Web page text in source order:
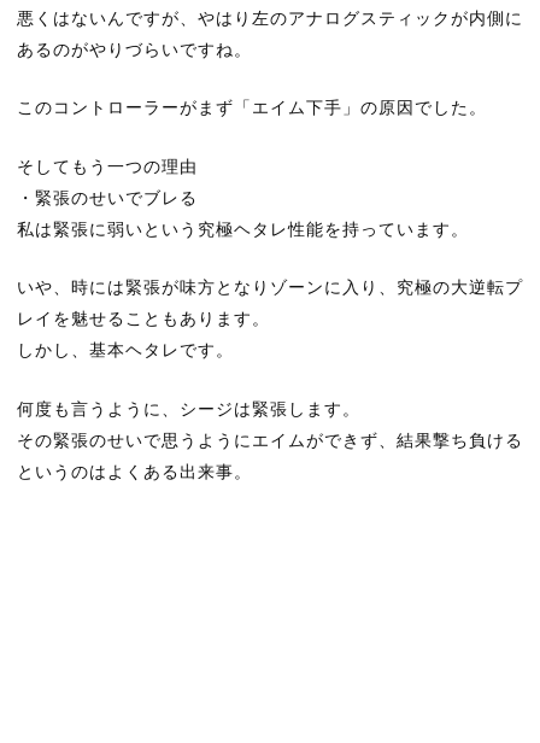
悪くはないんですが、やはり左のアナログスティックが内側に
あるのがやりづらいですね。
このコントローラーがまず「エイム下手」の原因でした。
そしてもう一つの理由
・緊張のせいでブレる
私は緊張に弱いという究極ヘタレ性能を持っています。
いや、時には緊張が味方となりゾーンに入り、究極の大逆転プ
レイを魅せることもあります。
しかし、基本ヘタレです。
何度も言うように、シージは緊張します。
その緊張のせいで思うようにエイムができず、結果撃ち負ける
というのはよくある出来事。